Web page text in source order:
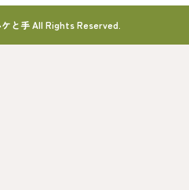
と手 All Rights Reserved.